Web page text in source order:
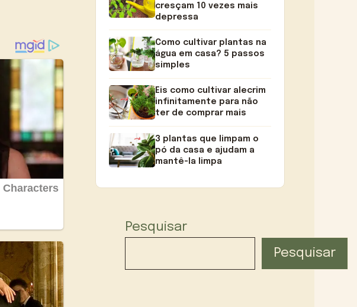
cresçam 10 vezes mais
depressa
Como cultivar plantas na
água em casa? 5 passos
simples
Eis como cultivar alecrim
infinitamente para não
ter de comprar mais
3 plantas que limpam o
pó da casa e ajudam a
mantê-la limpa
Pesquisar
Pesquisar